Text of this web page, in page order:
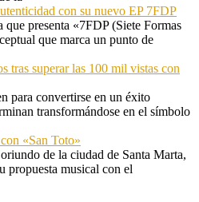
con su nuevo EP 7FDP
que presenta «7FDP (Siete Formas
que marca un punto de
tras superar las 100 mil vistas con
para convertirse en un éxito
transformándose en el símbolo
«San Toto»
de la ciudad de Santa Marta,
propuesta musical con el